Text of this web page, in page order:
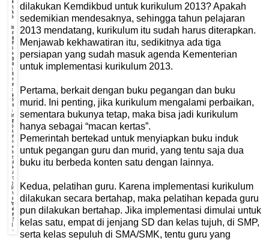
dilakukan Kemdikbud untuk kurikulum 2013? Apakah
sedemikian mendesaknya, sehingga tahun pelajaran
2013 mendatang, kurikulum itu sudah harus diterapkan.
Menjawab kekhawatiran itu, sedikitnya ada tiga
persiapan yang sudah masuk agenda Kementerian
untuk implementasi kurikulum 2013.
Pertama, berkait dengan buku pegangan dan buku
murid. Ini penting, jika kurikulum mengalami perbaikan,
sementara bukunya tetap, maka bisa jadi kurikulum
hanya sebagai “macan kertas”.
Pemerintah bertekad untuk menyiapkan buku induk
untuk pegangan guru dan murid, yang tentu saja dua
buku itu berbeda konten satu dengan lainnya.
Kedua, pelatihan guru. Karena implementasi kurikulum
dilakukan secara bertahap, maka pelatihan kepada guru
pun dilakukan bertahap. Jika implementasi dimulai untuk
kelas satu, empat di jenjang SD dan kelas tujuh, di SMP,
serta kelas sepuluh di SMA/SMK, tentu guru yang